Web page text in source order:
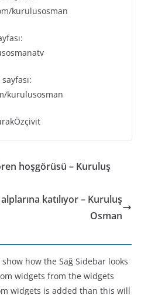
kurulusosman
kurulusosman
hoşgörüsü – Kuruluş
katılıyor – Kuruluş
Osman
how the Sağ Sidebar looks
widgets from the widgets
widgets is added than this will